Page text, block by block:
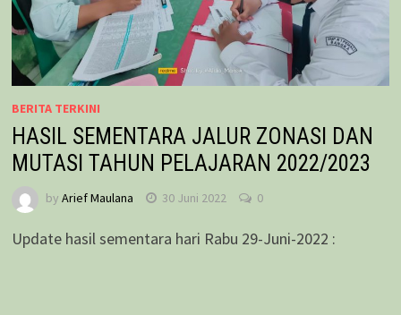
BERITA TERKINI
HASIL SEMENTARA JALUR ZONASI DAN
MUTASI TAHUN PELAJARAN 2022/2023
by Arief Maulana 30 Juni 2022 0
Update hasil sementara hari Rabu 29-Juni-2022 :